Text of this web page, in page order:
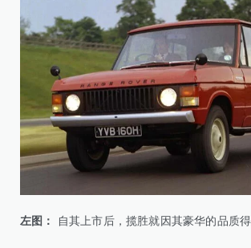
左图： 自其上市后，揽胜就因其豪华的品质